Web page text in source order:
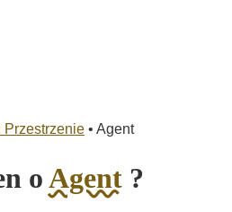
Przestrzenie • Agent
oAgent ?